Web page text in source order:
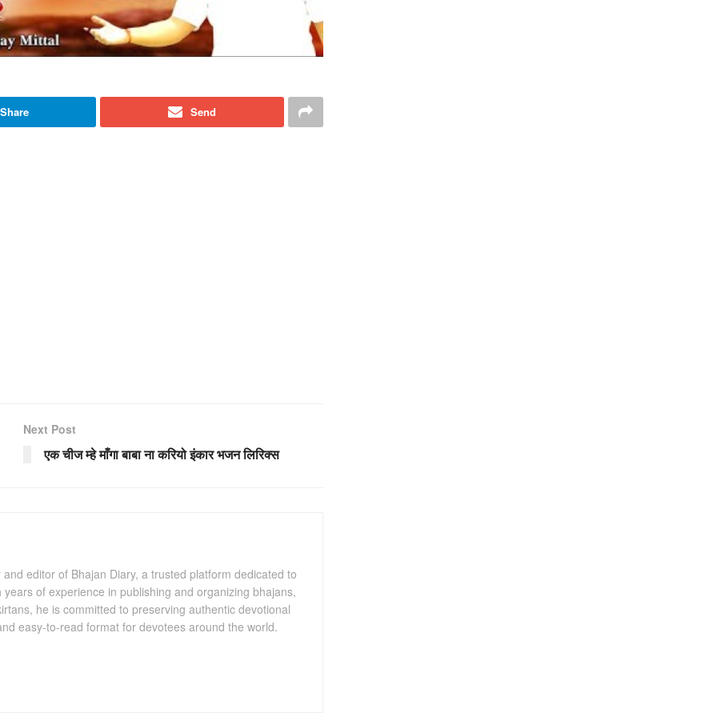
Share Send
Next Post
एक चीज म्हे माँगा बाबा ना करियो इंकार भजन लिरिक्स
editor of Bhajan Diary, a trusted platform dedicated to
of experience in publishing and organizing bhajans,
he is committed to preserving authentic devotional
easy-to-read format for devotees around the world.